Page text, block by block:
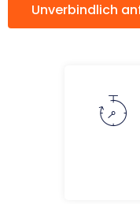
Unverbindlich